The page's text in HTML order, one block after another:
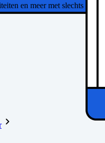
en meer met slechts